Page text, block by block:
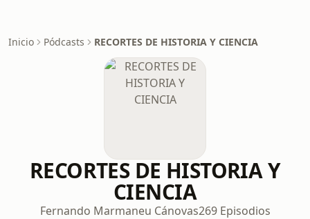
Inicio Pódcasts RECORTES DE HISTORIA Y CIENCIA
RECORTES DE HISTORIA Y
CIENCIA
Fernando Marmaneu Cánovas269 Episodios